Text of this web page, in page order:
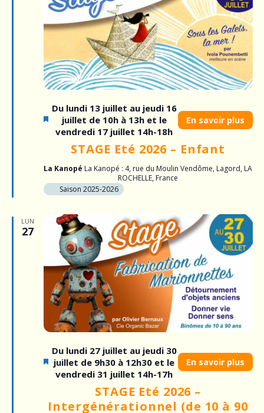
STAGE Eté 2026 – Enfant
Du lundi 13 juillet au jeudi 16
juillet de 10h à 13h et le
vendredi 17 juillet 14h-18h
En savoir plus
La Kanopé La Kanopé : 4, rue du Moulin Vendôme, Lagord, LA
ROCHELLE, France
Saison 2025-2026
LUN
27
STAGE Eté 2026 –
Intergénérationnel (de 10 à 90
Du lundi 27 juillet au jeudi 30
juillet de 9h30 à 12h30 et le
vendredi 31 juillet 14h-17h
En savoir plus